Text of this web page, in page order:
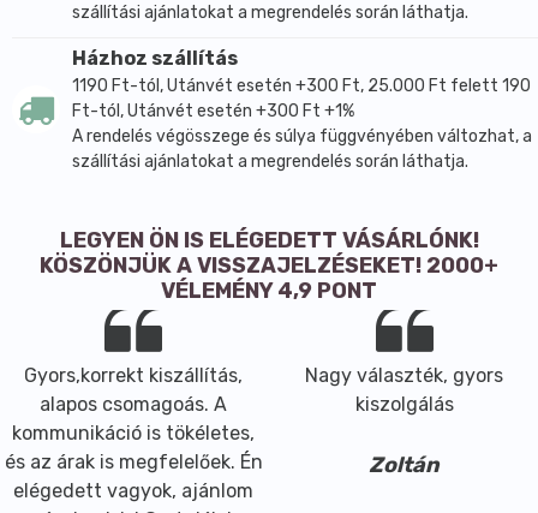
szállítási ajánlatokat a megrendelés során láthatja.
Házhoz szállítás
1190 Ft-tól, Utánvét esetén +300 Ft, 25.000 Ft felett 190
Ft-tól, Utánvét esetén +300 Ft +1%
A rendelés végösszege és súlya függvényében változhat, a
szállítási ajánlatokat a megrendelés során láthatja.
LEGYEN ÖN IS ELÉGEDETT VÁSÁRLÓNK!
KÖSZÖNJÜK A VISSZAJELZÉSEKET! 2000+
VÉLEMÉNY 4,9 PONT
Gyors,korrekt kiszállítás,
alapos csomagoás. A
kommunikáció is tökéletes,
és az árak is megfelelőek. Én
elégedett vagyok, ajánlom
Nagy választék, gyors
kiszolgálás
Zoltán